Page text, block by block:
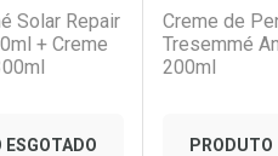
Solar Repair
+ Creme
ESGOTADO
Creme de
Tresemmé
200ml
PRODUTO